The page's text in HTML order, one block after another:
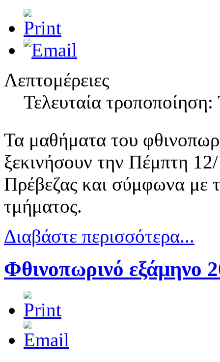
Λεπτομέρειες
Τελευταία
Τα μαθήματα του
ξεκινήσουν την Πέμπτη
Πρέβεζας και σύμφωνα με
τμήματος.
Διαβάστε περισσότερα...
Φθινοπωρινό εξάμηνο